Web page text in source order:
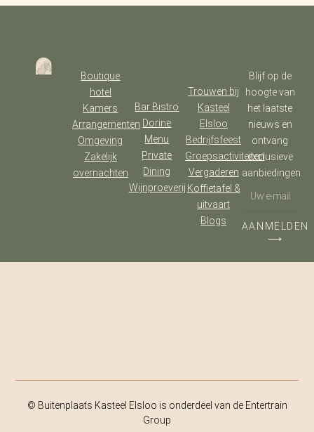
Boutique
hotel
Kamers
Arrangementen
Omgeving
Zakelijk
overnachten
Bar Bistro
Dorine
Menu
Private
Dining
Wijnproeverij
Trouwen bij
Kasteel
Elsloo
Bedrijfsfeest
Groepsactiviteiten
Vergaderen
Koffietafel &
uitvaart
Blogs
Blijf op de
hoogte van
het laatste
nieuws en
ontvang
exclusieve
aanbiedingen.
AANMELDEN
⟶
© Buitenplaats Kasteel Elsloo is onderdeel van de Entertrain
Group